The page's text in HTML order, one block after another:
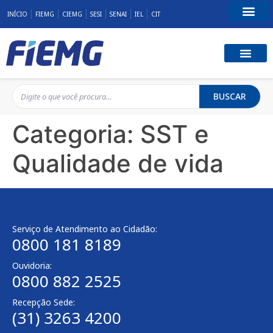
INÍCIO FIEMG CIEMG SESI SENAI IEL CIT
BUSCAR
Categoria: SST e
Qualidade de vida
Serviço de Atendimento ao Cidadão:
0800 181 8189
Ouvidoria:
0800 882 2525
Recepção Sede:
(31) 3263 4200